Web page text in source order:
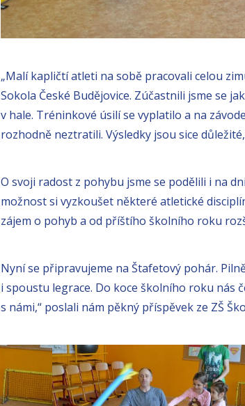
„Malí kapličtí atleti na sobě pracovali celou
Sokola České Budějovice. Zúčastnili jsme se
v hale. Tréninkové úsilí se vyplatilo a na
rozhodně neztratili. Výsledky jsou sice
O svoji radost z pohybu jsme se podělili i na
možnost si vyzkoušet některé atletické
zájem o pohyb a od příštího školního roku
Nyní se připravujeme na Štafetový pohár.
i spoustu legrace. Do koce školního roku nás
s námi,“ poslali nám pěkný příspěvek ze ZŠ